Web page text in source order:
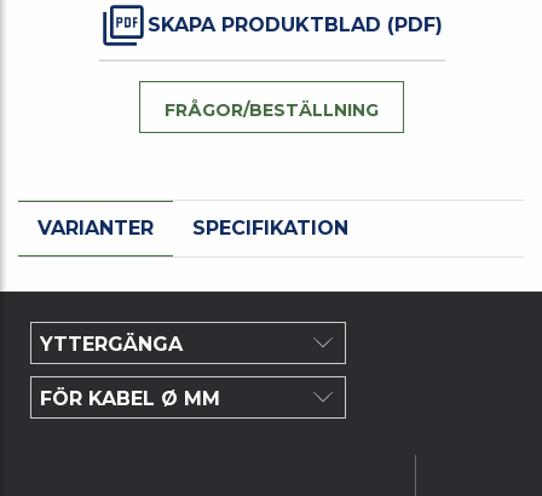
SKAPA PRODUKTBLAD (PDF)
FRÅGOR/BESTÄLLNING
VARIANTER SPECIFIKATION